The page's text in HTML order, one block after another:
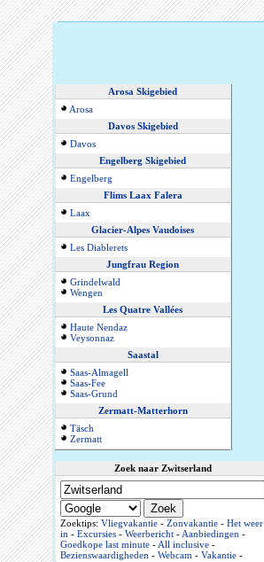
Arosa Skigebied
Arosa
Davos Skigebied
Davos
Engelberg Skigebied
Engelberg
Flims Laax Falera
Laax
Glacier-Alpes Vaudoises
Les Diablerets
Jungfrau Region
Grindelwald
Wengen
Les Quatre Vallées
Haute Nendaz
Veysonnaz
Saastal
Saas-Almagell
Saas-Fee
Saas-Grund
Zermatt-Matterhorn
Täsch
Zermatt
Zoek naar Zwitserland
Zoektips: Vliegvakantie- Zonvakantie- Het weer
in- Excursies- Weerbericht-Aanbiedingen-
Goedkope last minute-All inclusive-
Bezienswaardigheden- Webcam- Vakantie-